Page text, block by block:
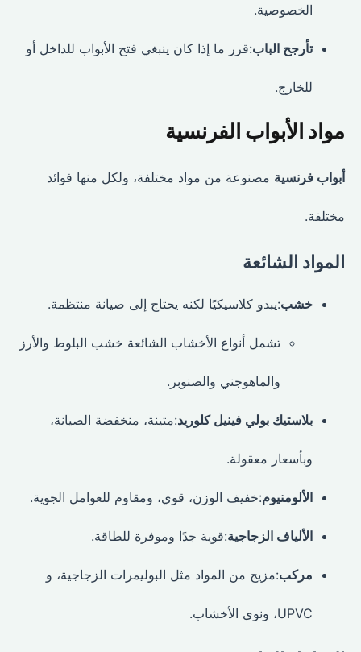
الخصوصية.
تأرجح الباب:قرر ما إذا كان ينبغي فتح الأبواب للداخل أو
للخارج.
مواد الأبواب الفرنسية
أبواب فرنسيةمصنوعة من مواد مختلفة، ولكل منها فوائد
مختلفة.
المواد الشائعة
خشب:يبدو كلاسيكيًا لكنه يحتاج إلى صيانة منتظمة.
تشمل أنواع الأخشاب الشائعة خشب البلوط والأرز
والماهوجني والصنوبر.
بلاستيك بولي فينيل كلوريد :متينة، منخفضة الصيانة،
وبأسعار معقولة.
الألومنيوم:خفيف الوزن، قوي، ومقاوم للعوامل الجوية.
الألياف الزجاجية:قوية جدًا وموفرة للطاقة.
مركب:مزيج من المواد مثل البوليمرات الزجاجية، و
UPVC، ونوى الأخشاب.